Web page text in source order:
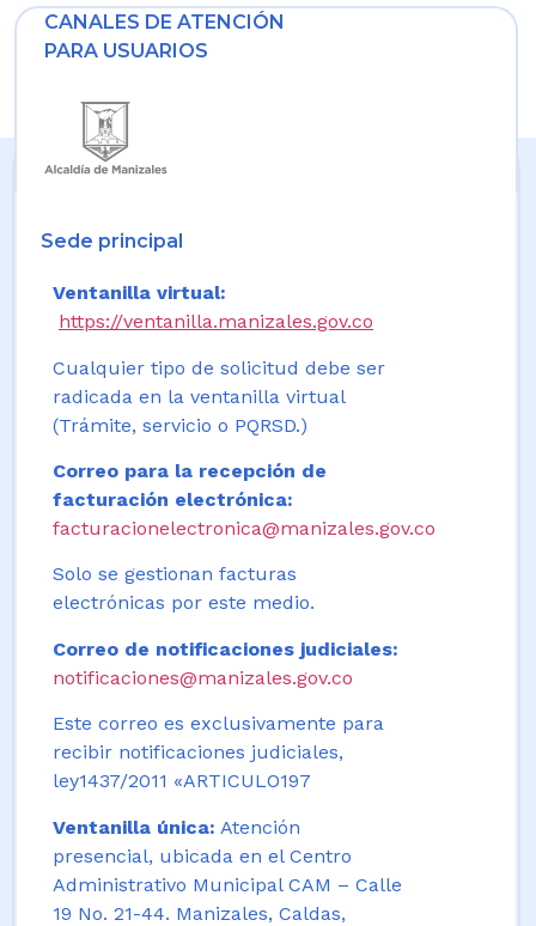
CANALES DE ATENCIÓN
PARA USUARIOS
Sede principal
Ventanilla virtual:
https://ventanilla.manizales.gov.co
Cualquier tipo de solicitud debe ser
radicada en la ventanilla virtual
(Trámite, servicio o PQRSD.)
Correo para la recepción de
facturación electrónica:
facturacionelectronica@manizales.gov.co
Solo se gestionan facturas
electrónicas por este medio.
Correo de notificaciones judiciales:
notificaciones@manizales.gov.co
Este correo es exclusivamente para
recibir notificaciones judiciales,
ley1437/2011 «ARTICULO197
Ventanilla única: Atención
presencial, ubicada en el Centro
Administrativo Municipal CAM – Calle
19 No. 21-44. Manizales, Caldas,